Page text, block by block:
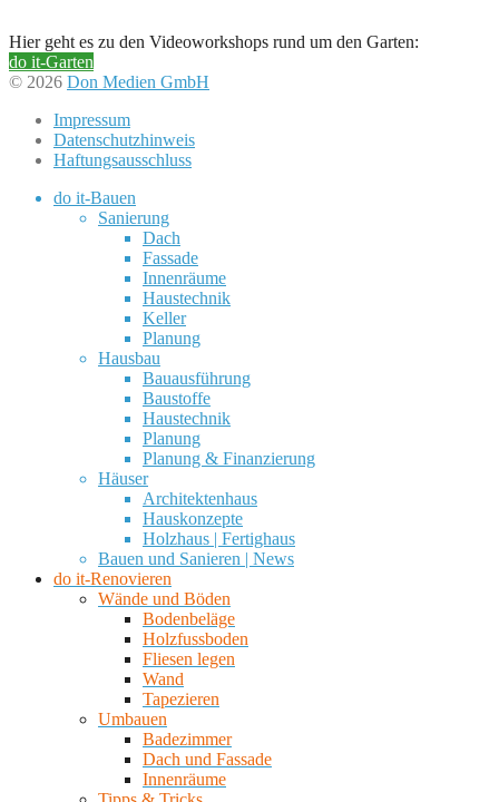
Hier geht es zu den Videoworkshops rund um den Garten:
do it-Garten
© 2026 Don Medien GmbH
Impressum
Datenschutzhinweis
Haftungsausschluss
do it-Bauen
Sanierung
Dach
Fassade
Innenräume
Haustechnik
Keller
Planung
Hausbau
Bauausführung
Baustoffe
Haustechnik
Planung
Planung & Finanzierung
Häuser
Architektenhaus
Hauskonzepte
Holzhaus | Fertighaus
Bauen und Sanieren | News
do it-Renovieren
Wände und Böden
Bodenbeläge
Holzfussboden
Fliesen legen
Wand
Tapezieren
Umbauen
Badezimmer
Dach und Fassade
Innenräume